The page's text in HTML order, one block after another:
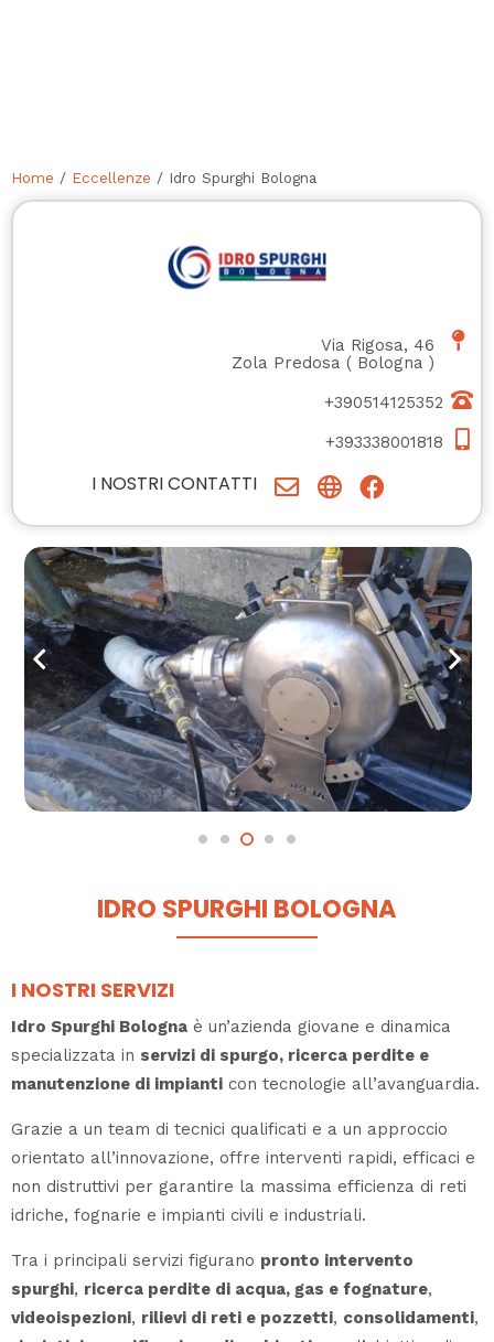
Home / Eccellenze / Idro Spurghi Bologna
Via Rigosa, 46
Zola Predosa ( Bologna )
+390514125352
+393338001818
I NOSTRI CONTATTI
IDRO SPURGHI BOLOGNA
I NOSTRI SERVIZI
Idro Spurghi Bologna è un’azienda giovane e dinamica
specializzata in servizi di spurgo, ricerca perdite e
manutenzione di impianti con tecnologie all’avanguardia.
Grazie a un team di tecnici qualificati e a un approccio
orientato all’innovazione, offre interventi rapidi, efficaci e
non distruttivi per garantire la massima efficienza di reti
idriche, fognarie e impianti civili e industriali.
Tra i principali servizi figurano pronto intervento
spurghi, ricerca perdite di acqua, gas e fognature,
videoispezioni, rilievi di reti e pozzetti, consolidamenti,